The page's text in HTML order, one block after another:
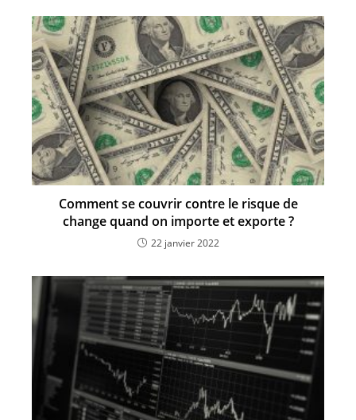
Comment se couvrir contre le risque de
change quand on importe et exporte ?
22 janvier 2022